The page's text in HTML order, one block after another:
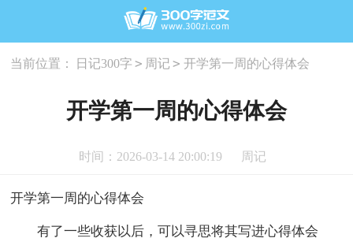
当前位置： 日记300字 > 周记 > 开学第一周的心得体会
开学第一周的心得体会
时间：2026-03-14 20:00:19 周记
开学第一周的心得体会
有了一些收获以后，可以寻思将其写进心得体会